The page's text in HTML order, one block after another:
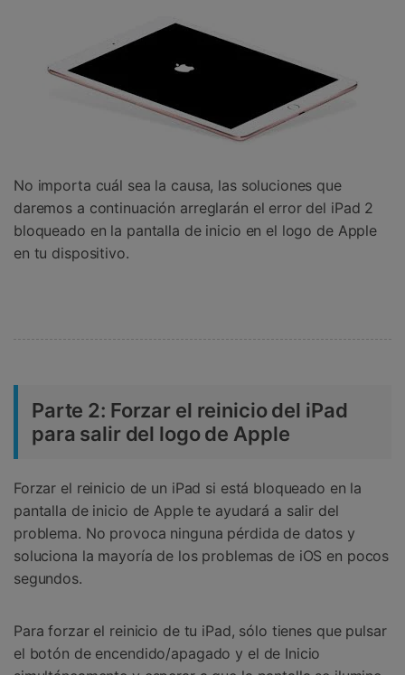
No importa cuál sea la causa, las soluciones que
daremos a continuación arreglarán el error del iPad 2
bloqueado en la pantalla de inicio en el logo de Apple
en tu dispositivo.
Parte 2: Forzar el reinicio del iPad
para salir del logo de Apple
Forzar el reinicio de un iPad si está bloqueado en la
pantalla de inicio de Apple te ayudará a salir del
problema. No provoca ninguna pérdida de datos y
soluciona la mayoría de los problemas de iOS en pocos
segundos.
Para forzar el reinicio de tu iPad, sólo tienes que pulsar
el botón de encendido/apagado y el de Inicio